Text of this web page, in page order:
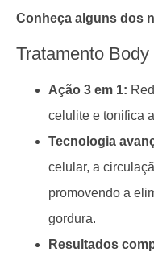
Conheça alguns dos
Tratamento
Ação 3 em 1:
celulite e tonifica
Tecnologia
celular, a
promovendo a
gordura.
Resultados